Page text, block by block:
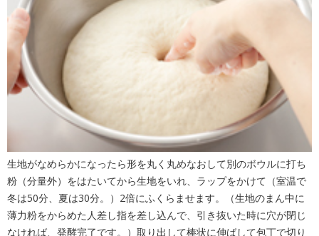
生地がなめらかになったら形を丸く丸めなおして別のボウルに打ち
粉（分量外）をはたいてから生地をいれ、ラップをかけて（室温で
冬は50分、夏は30分。）2倍にふくらませます。（生地のまん中に
薄力粉をからめた人差し指を差し込んで、引き抜いた時に穴が閉じ
なければ、発酵完了です。）取り出して棒状に伸ばして包丁で切り